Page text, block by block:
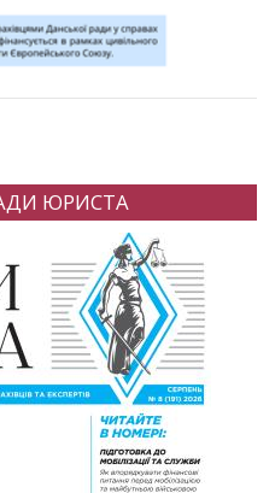
ЮРИСТА